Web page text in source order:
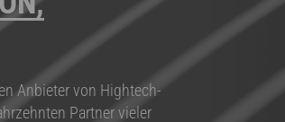
Anbieter von Hightech-
Partner vieler